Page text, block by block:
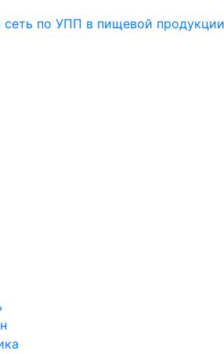
сеть по УПП в пищевой